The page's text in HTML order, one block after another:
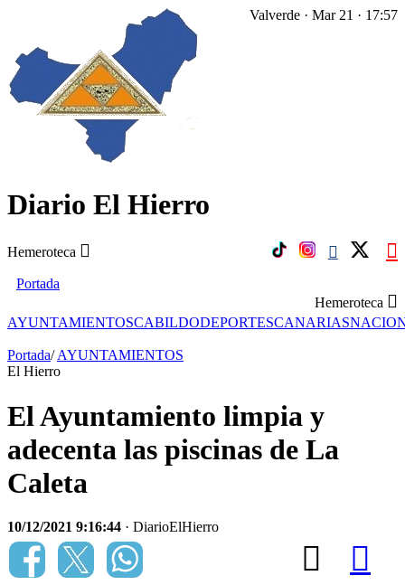
Diario El Hierro
Hemeroteca
Valverde · Mar 21 · 17:57
Portada
Hemeroteca
AYUNTAMIENTOSCABILDODEPORTESCANARIAS
Portada/AYUNTAMIENTOS
El Hierro
El Ayuntamiento limpia y
adecenta las piscinas de La
Caleta
10/12/2021 9:16:44 · DiarioElHierro